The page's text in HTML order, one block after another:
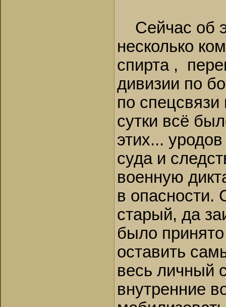
Сейчас об
несколько
спирта ,
дивизии по
по
сутки всё
этих...
суда и
военную
в опасности.
старый, да
было
оставить
весь личный
внутренние